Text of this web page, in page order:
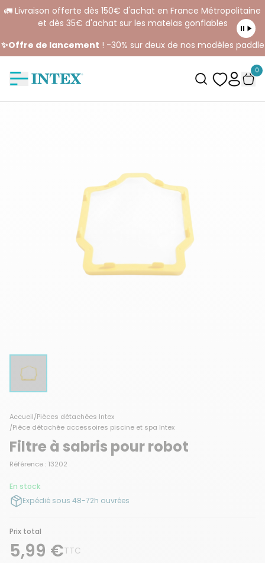
🚛 Livraison offerte dès 150€ d'achat en France Métropolitaine
et dès 35€ d'achat sur les matelas gonflables
✨Offre de lancement ! -30% sur deux de nos modèles paddle
0
Accueil/Pièces détachées Intex
/Pièce détachée accessoires piscine et spa Intex
Filtre à sabris pour robot
Référence : 13202
En stock
Expédié sous 48-72h ouvrées
Prix total
5,99 €TTC